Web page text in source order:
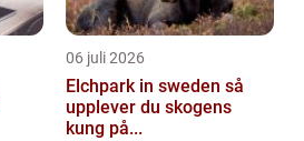
06 juli 2026
Elchpark in sweden så
upplever du skogens
kung på...